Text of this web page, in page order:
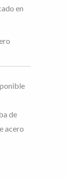
en
de
acero